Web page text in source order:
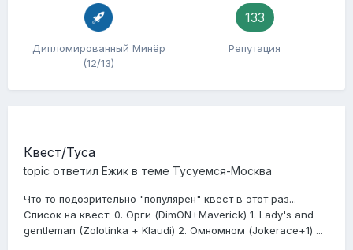
Дипломированный Минёр
(12/13)
133
Репутация
Квест/Туса
topic ответил Ежик в теме Тусуемся-Москва
Что то подозрительно "популярен" квест в этот раз...
Список на квест: 0. Орги (DimON+Maverick) 1. Lady's and
gentleman (Zolotinka + Klaudi) 2. Омномном (Jokerace+1) ...